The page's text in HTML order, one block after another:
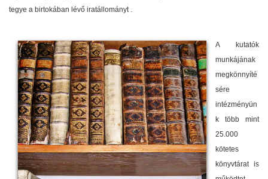
tegye a birtokában lévő iratállományt .
A kutatók
munkájának
megkönnyíté
sére
intézményün
k több mint
25.000
kötetes
könyvtárat is